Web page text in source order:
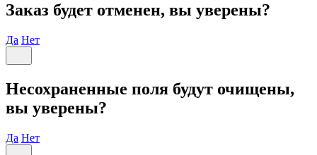
Заказ будет отменен, вы уверены?
Да Нет
Несохраненные поля будут очищены,
вы уверены?
Да Нет